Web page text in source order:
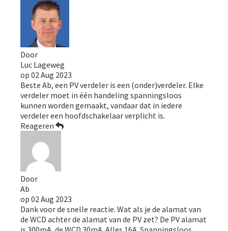
Door
Luc Lageweg
op 02 Aug 2023
Beste Ab, een PV verdeler is een (onder)verdeler. Elke
verdeler moet in één handeling spanningsloos
kunnen worden gemaakt, vandaar dat in iedere
verdeler een hoofdschakelaar verplicht is.
Reageren
Door
Ab
op 02 Aug 2023
Dank voor de snelle reactie. Wat als je de alamat van
de WCD achter de alamat van de PV zet? De PV alamat